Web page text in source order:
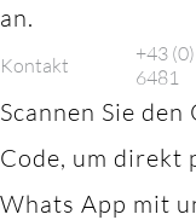
an.
Kontakt
+43
6481
Scannen Sie den
Code, um direkt
Whats App mit